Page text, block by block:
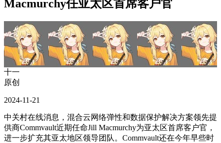
Macmurchy任亚太区首席客户官
十一
原创
2024-11-21
中关村在线消息，混合云网络弹性和数据保护解决方案领先提
供商Commvault近期任命Jill Macmurchy为亚太区首席客户官，
进一步扩充其亚太地区领导团队。Commvault还在今年早些时